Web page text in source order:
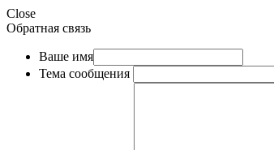
Close
Обратная связь
Ваше имя
Тема сообщения